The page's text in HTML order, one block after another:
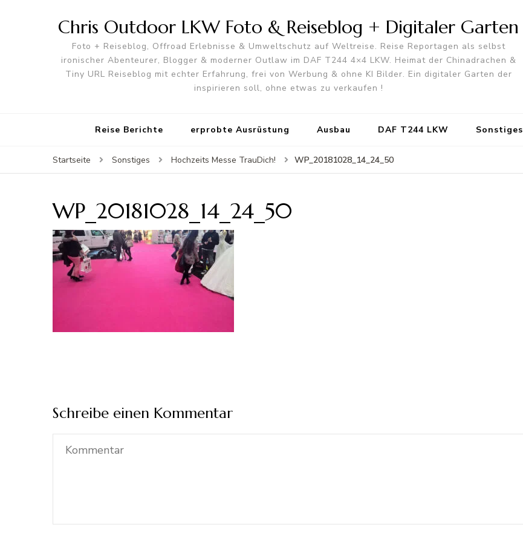
Chris Outdoor LKW Foto & Reiseblog + Digitaler Garten
Foto + Reiseblog, Offroad Erlebnisse & Umweltschutz auf Weltreise. Reise Reportagen als selbst
ironischer Abenteurer, Blogger & moderner Outlaw im DAF T244 4×4 LKW. Heimat der Chinadrachen &
Tiny URL Reiseblog mit echter Erfahrung, frei von Werbung & ohne KI Bilder. Ein digitaler Garten der
inspirieren soll, ohne etwas zu verkaufen !
Reise Berichte erprobte Ausrüstung Ausbau DAF T244 LKW Sonstiges
Startseite Sonstiges Hochzeits Messe TrauDich! WP_20181028_14_24_50
WP_20181028_14_24_50
Schreibe einen Kommentar